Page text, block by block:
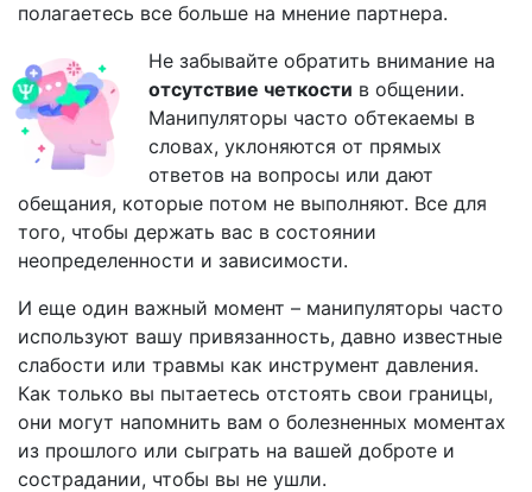
полагаетесь все больше на мнение партнера.
Не забывайте обратить внимание на
отсутствие четкости в общении.
Манипуляторы часто обтекаемы в
словах, уклоняются от прямых
ответов на вопросы или дают
обещания, которые потом не выполняют. Все для
того, чтобы держать вас в состоянии
неопределенности и зависимости.
И еще один важный момент – манипуляторы часто
используют вашу привязанность, давно известные
слабости или травмы как инструмент давления.
Как только вы пытаетесь отстоять свои границы,
они могут напомнить вам о болезненных моментах
из прошлого или сыграть на вашей доброте и
сострадании, чтобы вы не ушли.